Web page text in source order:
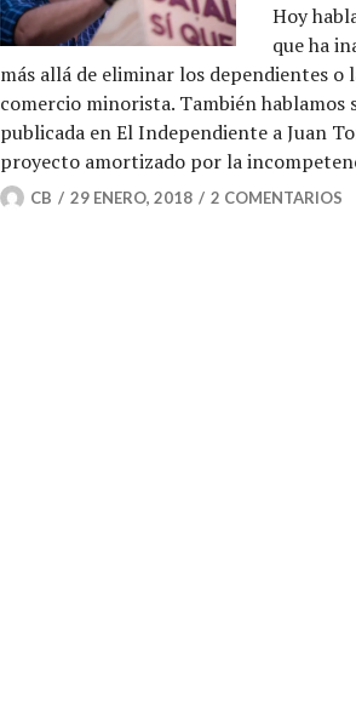
Hoy
que ha
más allá de eliminar los dependientes o
comercio minorista. También
publicada en El Independiente a Juan
proyecto amortizado por la
CB 29 ENERO, 2018 2 COMENTARIOS